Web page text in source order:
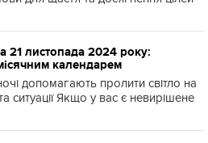
21 листопада 2024 року:
календарем
допомагають пролити світло на
ситуації Якщо у вас є невирішене